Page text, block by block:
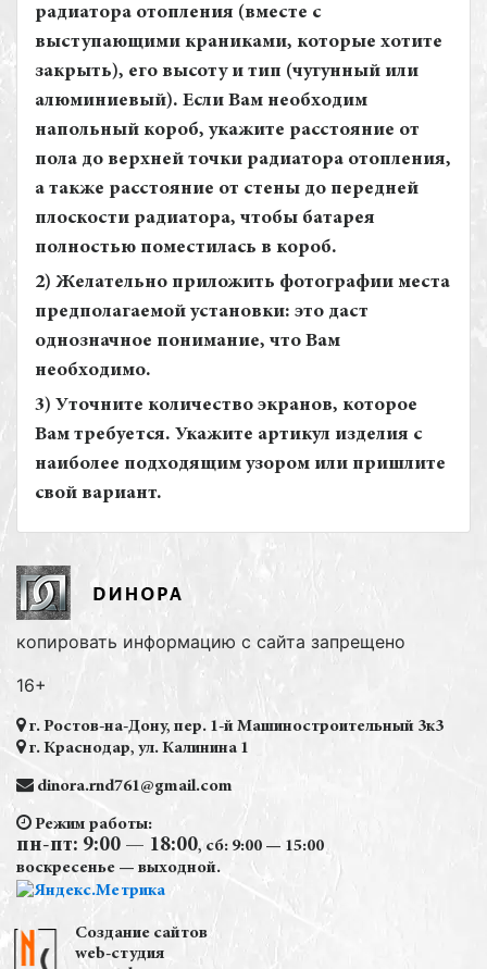
радиатора отопления (вместе с
выступающими краниками, которые хотите
закрыть), его высоту и тип (чугунный или
алюминиевый). Если Вам необходим
напольный короб, укажите расстояние от
пола до верхней точки радиатора отопления,
а также расстояние от стены до передней
плоскости радиатора, чтобы батарея
полностью поместилась в короб.
2) Желательно приложить фотографии места
предполагаемой установки: это даст
однозначное понимание, что Вам
необходимо.
3) Уточните количество экранов, которое
Вам требуется. Укажите артикул изделия с
наиболее подходящим узором или пришлите
свой вариант.
копировать информацию с сайта запрещено
16+
г. Ростов-на-Дону, пер. 1-й Машиностроительный 3к3
г. Краснодар, ул. Калинина 1
dinora.rnd761@gmail.com
Режим работы:
пн-пт: 9:00 — 18:00, сб: 9:00 — 15:00
воскресенье — выходной.
Создание сайтов
web-студия